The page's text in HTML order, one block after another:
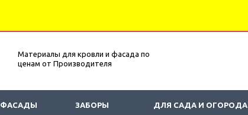
Материалы для кровли и фасада по
ценам от Производителя
ФАСАДЫ ЗАБОРЫ ДЛЯ САДА И ОГОРОДА